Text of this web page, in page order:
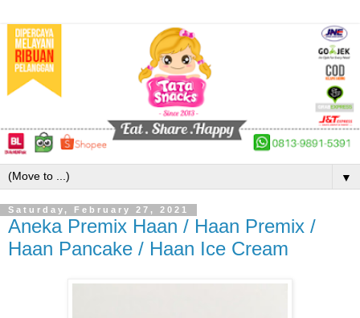
▼
Saturday, February 27, 2021
Aneka Premix Haan / Haan Premix /
Haan Pancake / Haan Ice Cream